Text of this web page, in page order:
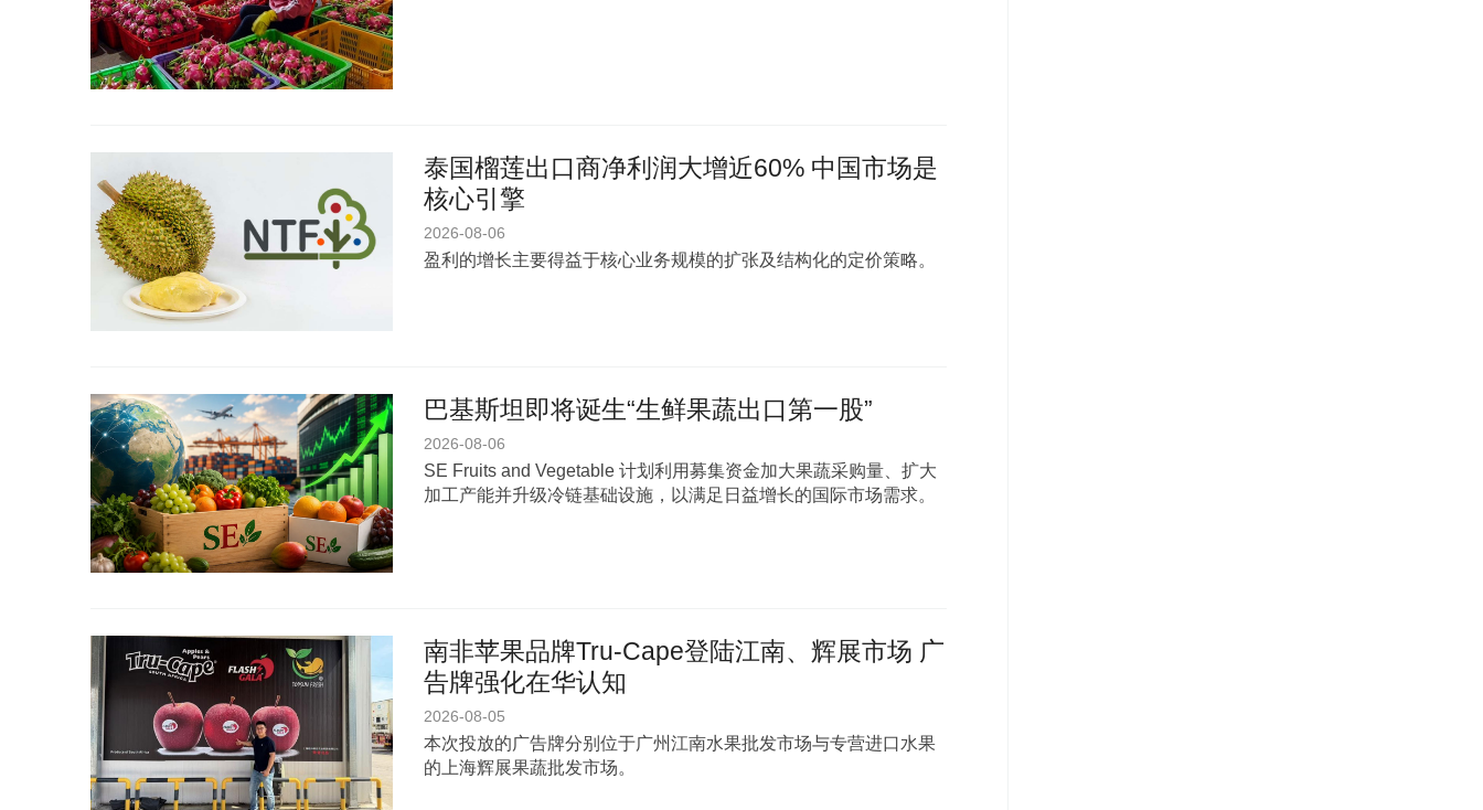
泰国榴莲出口商净利润大增近60% 中国市场是
核心引擎
2026-08-06
盈利的增长主要得益于核心业务规模的扩张及结构化的定价策略。
巴基斯坦即将诞生“生鲜果蔬出口第一股”
2026-08-06
SE Fruits and Vegetable 计划利用募集资金加大果蔬采购量、扩大
加工产能并升级冷链基础设施，以满足日益增长的国际市场需求。
南非苹果品牌Tru-Cape登陆江南、辉展市场 广
告牌强化在华认知
2026-08-05
本次投放的广告牌分别位于广州江南水果批发市场与专营进口水果
的上海辉展果蔬批发市场。